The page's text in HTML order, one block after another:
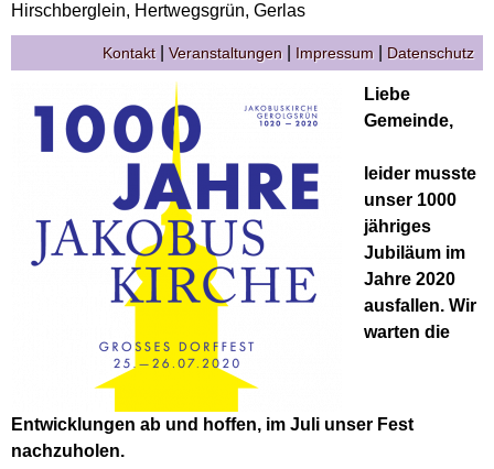
Hirschberglein, Hertwegsgrün, Gerlas
Kontakt| Veranstaltungen Impressum Datenschutz
Liebe
Gemeinde,
leider musste
unser 1000
jähriges
Jubiläum im
Jahre 2020
ausfallen. Wir
warten die
Entwicklungen ab und hoffen, im Juli unser Fest
nachzuholen.